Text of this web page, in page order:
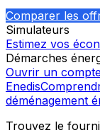
Comparer les
Simulateurs
Estimez vos
Démarches
Ouvrir un
Enedis
déménagement
Trouvez le